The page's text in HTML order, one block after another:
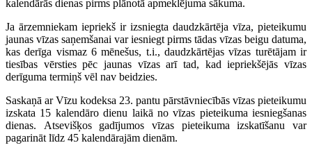
kalendārās dienas pirms plānotā apmeklējuma sākuma.
Ja ārzemniekam iepriekš ir izsniegta daudzkārtēja vīza, pieteikumu
jaunas vīzas saņemšanai var iesniegt pirms tādas vīzas beigu datuma,
kas derīga vismaz 6 mēnešus, t.i., daudzkārtējas vīzas turētājam ir
tiesības vērsties pēc jaunas vīzas arī tad, kad iepriekšējās vīzas
derīguma termiņš vēl nav beidzies.
Saskaņā ar Vīzu kodeksa 23. pantu pārstāvniecībās vīzas pieteikumu
izskata 15 kalendāro dienu laikā no vīzas pieteikuma iesniegšanas
dienas. Atsevišķos gadījumos vīzas pieteikuma izskatīšanu var
pagarināt līdz 45 kalendārajām dienām.